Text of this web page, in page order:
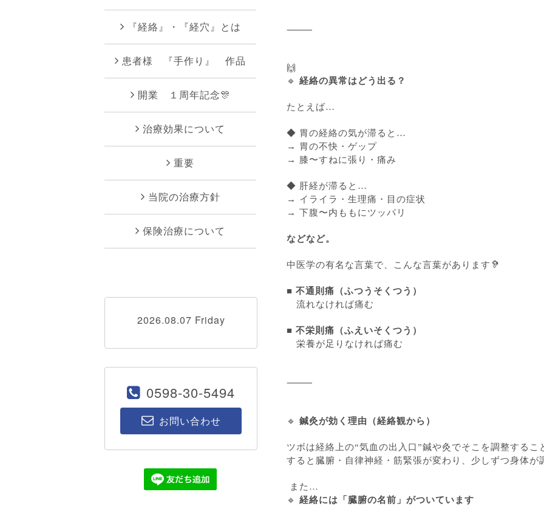
⸻
🙌
🔹 経絡の異常はどう出る？
たとえば…
◆ 胃の経絡の気が滞ると…
→ 胃の不快・ゲップ
→ 膝〜すねに張り・痛み
◆ 肝経が滞ると…
→ イライラ・生理痛・目の症状
→ 下腹〜内ももにツッパリ
などなど。
中医学の有名な言葉で、こんな言葉があります🦻
■ 不通則痛（ふつうそくつう）
流れなければ痛む
■ 不栄則痛（ふえいそくつう）
栄養が足りなければ痛む
⸻
🔹 鍼灸が効く理由（経絡観から）
ツボは経絡上の“気血の出入口”鍼や灸でそこを調整する
すると臓腑・自律神経・筋緊張が変わり、少しずつ身体が
また…
🔹 経絡には「臓腑の名前」がついています
『経絡』・『経穴』とは
患者様 『手作り』 作品
開業 １周年記念🎊
治療効果について
重要
当院の治療方針
保険治療について
2026.08.07 Friday
0598-30-5494
お問い合わせ